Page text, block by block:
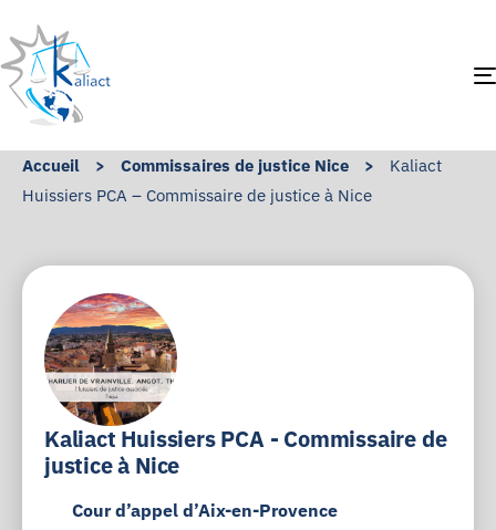
Accueil > Commissaires de justice Nice >
Kaliact
Huissiers PCA – Commissaire de justice à Nice
Kaliact Huissiers PCA - Commissaire de
justice à Nice
Cour d’appel d’Aix-en-Provence